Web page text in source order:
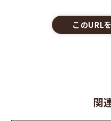
このURL
関